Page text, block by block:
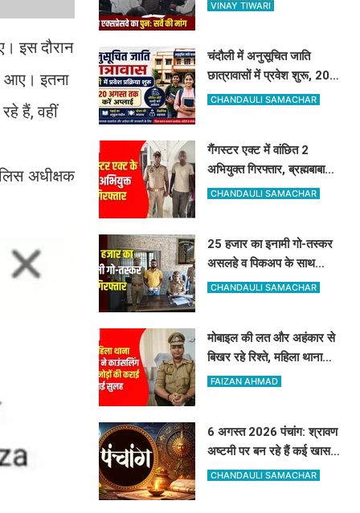
इस दौरान
आए। इतना
हैं, वहीं
अधीक्षक
VINAY TIWARI
चंदौली में अनुसूचित जाति
छात्रावासों में प्रवेश शुरू, 20
अगस्त तक ऑनलाइन आवेदन
CHANDAULI SAMACHAR
गैंगस्टर एक्ट में वांछित 2
अभियुक्त गिरफ्तार, ब्रह्मबाबा
मंदिर के पास से पकड़ाए
CHANDAULI SAMACHAR
25 हजार का इनामी गो-तस्कर
असलहे व पिकअप के साथ
गिरफ्तार, 187 करोड़ के
CHANDAULI SAMACHAR
मोबाइल की लत और अहंकार से
बिखर रहे रिश्ते, महिला थाना
प्रभारी ने काउंसलिंग से 97
FAIZAN AHMAD
6 अगस्त 2026 पंचांग: श्रावण
अष्टमी पर बन रहे हैं कई खास
संयोग, जानें राहुकाल और
CHANDAULI SAMACHAR